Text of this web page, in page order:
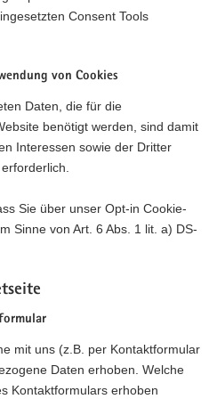
Consent Tools
von Cookies
Daten, die für die
benötigt werden, sind damit
Interessen sowie der Dritter
Sie über unser Opt-in Cookie-
Sinne von Art. 6 Abs. 1 lit. a) DS-
mit uns (z.B. per Kontaktformular
Daten erhoben. Welche
Kontaktformulars erhoben